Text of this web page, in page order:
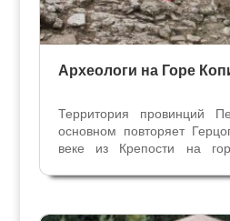
Археологи на Горе
Территория провинций
основном повторяет
веке из Крепости на
2006 года Университет
изучать крепость...